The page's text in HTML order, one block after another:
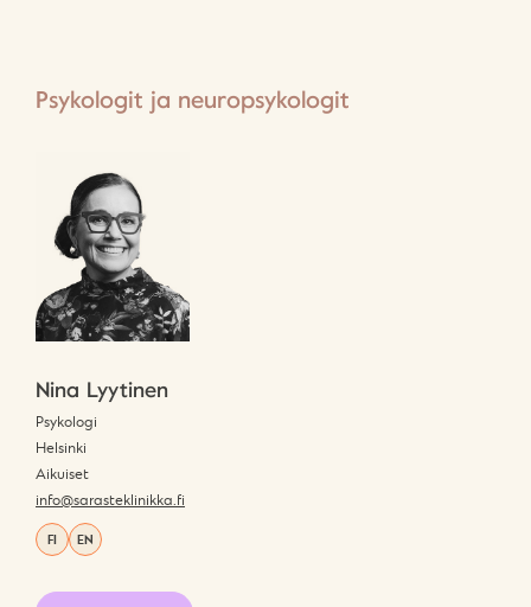
Psykologit ja neuropsykologit
Nina Lyytinen
Psykologi
Helsinki
Aikuiset
info@sarasteklinikka.fi
FI EN